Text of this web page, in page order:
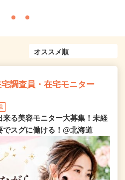
調査員・在宅モニター
る美容モニター大募集！未経
スグに働ける！@北海道